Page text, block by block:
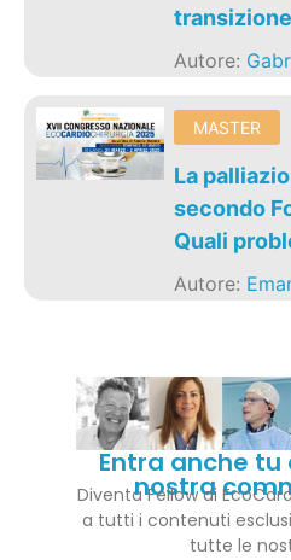
Autore:
MASTER
La
secondo
Quali
Autore:
Entra anche
nostra
Diventa Fellow di
a tutti i contenuti
tutte le